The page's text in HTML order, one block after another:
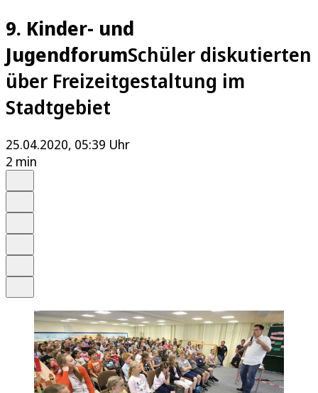
9. Kinder- und
JugendforumSchüler diskutierten
über Freizeitgestaltung im
Stadtgebiet
25.04.2020, 05:39 Uhr
2 min